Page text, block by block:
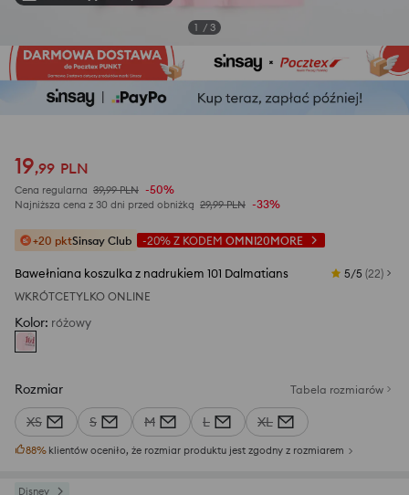
1 / 3
19,99 PLN
Cena regularna 39,99 PLN -50%
Najniższa cena z 30 dni przed obniżką 29,99 PLN -33%
+20 pktSinsay Club -20% Z KODEM OMNI20MORE
Bawełniana koszulka z nadrukiem 101 Dalmatians 5/5 (22)
WKRÓTCETYLKO ONLINE
Kolor: różowy
Rozmiar Tabela rozmiarów
XS S M L XL
88% klientów oceniło, że rozmiar produktu jest zgodny z rozmiarem
Disney